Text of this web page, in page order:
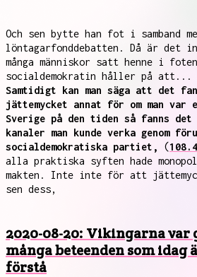
Och sen bytte han fot i samband
löntagarfonddebatten. Då är det
många människor satt henne i
socialdemokratin håller på att...
Samtidigt kan man säga att det
jättemycket annat för om man var
Sverige på den tiden så fanns det
kanaler man kunde verka genom
socialdemokratiska partiet,
(108.4
alla praktiska syften hade
makten. Inte inte för att
sen dess,
2020-08-20: Vikingarna
många beteenden som idag
förstå